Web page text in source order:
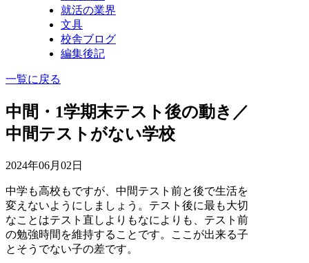
就活の業界
文具
校舎ブログ
編集後記
一覧に戻る
中間・1学期末テスト後の動き／
中間テストがない学校
2024年06月02日
中学も高校もですが、中間テスト前と後で生活を
変えないようにしましょう。テスト後に最も大切
なことはテスト直しよりもなによりも、テスト前
の勉強時間を維持することです。ここが出来る子
とそうでない子の差です。